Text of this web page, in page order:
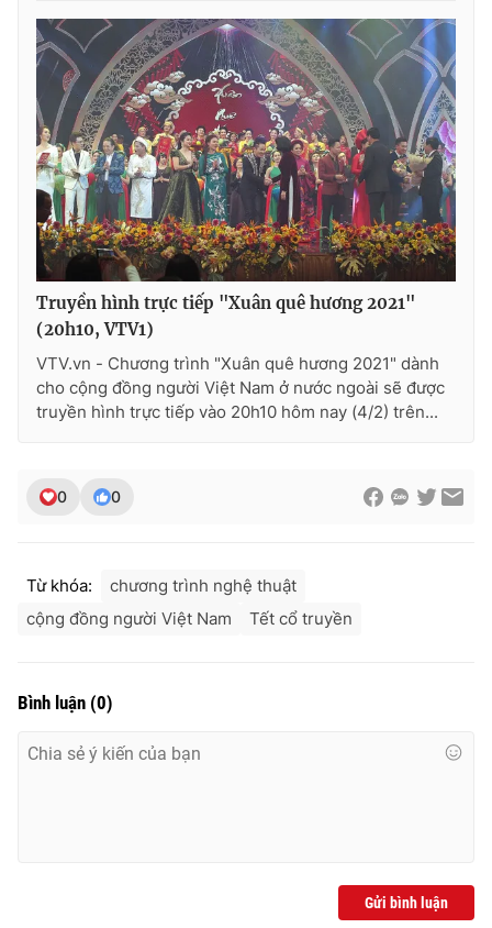
Truyền hình trực tiếp "Xuân quê hương 2021"
(20h10, VTV1)
VTV.vn - Chương trình "Xuân quê hương 2021" dành
cho cộng đồng người Việt Nam ở nước ngoài sẽ được
truyền hình trực tiếp vào 20h10 hôm nay (4/2) trên...
0 0
Từ khóa:
chương trình nghệ thuật
cộng đồng người Việt Nam
Tết cổ truyền
Bình luận (0)
Gửi bình luận